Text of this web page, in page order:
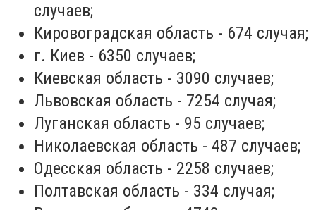
случаев;
Кировоградская область - 674 случая;
г. Киев - 6350 случаев;
Киевская область - 3090 случаев;
Львовская область - 7254 случая;
Луганская область - 95 случаев;
Николаевская область - 487 случаев;
Одесская область - 2258 случаев;
Полтавская область - 334 случая;